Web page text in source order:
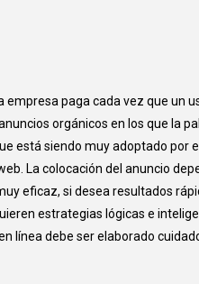
empresa paga cada vez que un
orgánicos en los que la
está siendo muy adoptado por
La colocación del anuncio
eficaz, si desea resultados
estrategias lógicas e
línea debe ser elaborado